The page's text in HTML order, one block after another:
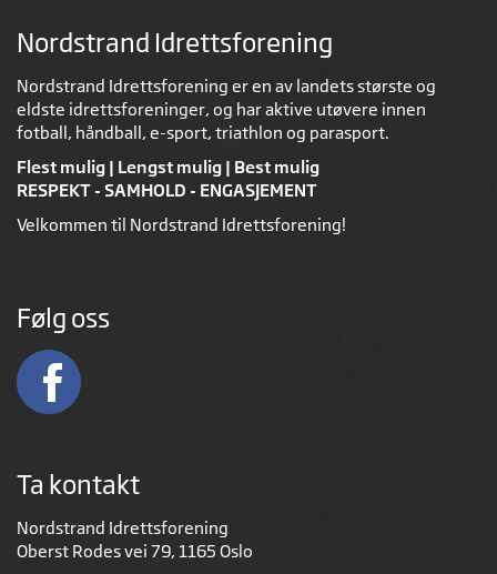
Nordstrand Idrettsforening
Nordstrand Idrettsforening er en av landets største og
eldste idrettsforeninger, og har aktive utøvere innen
fotball, håndball, e-sport, triathlon og parasport.
Flest mulig | Lengst mulig | Best mulig
RESPEKT - SAMHOLD - ENGASJEMENT
Velkommen til Nordstrand Idrettsforening!
Følg oss
Ta kontakt
Nordstrand Idrettsforening
Oberst Rodes vei 79, 1165 Oslo